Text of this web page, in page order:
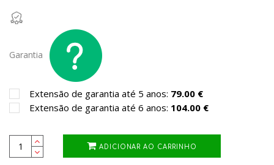
Garantia
Extensão de garantia até 5 anos: 79.00 €
Extensão de garantia até 6 anos: 104.00 €
ADICIONAR AO CARRINHO